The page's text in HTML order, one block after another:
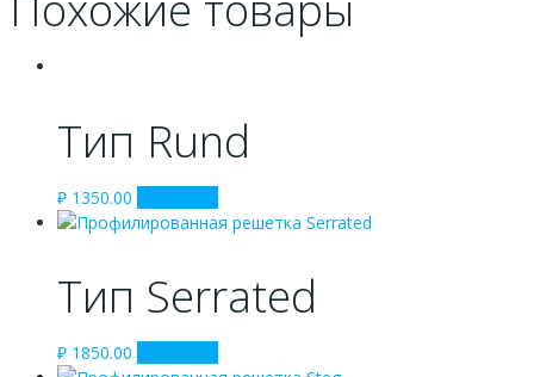
Тип Rund
₽ 1350.00
Тип Serrated
₽ 1850.00